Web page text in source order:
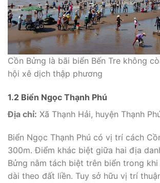
Cồn Bửng là bãi biển Bến Tre không
hội xê dịch thập phương
1.2 Biển Ngọc Thạnh Phú
Địa chỉ: Xã Thạnh Hải, huyện Thạnh
Biển Ngọc Thạnh Phú có vị trí cách
300m. Điểm khác biệt giữa hai địa
Bửng nằm tách biệt trên biển trong
dài theo đất liền. Tuy sở hữu vị trí